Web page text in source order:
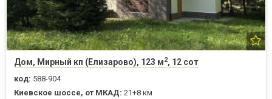
Дом, Мирный кп (Елизарово), 123 м2, 12 сот
код: 588-904
Киевское шоссе, от МКАД: 21+8 км